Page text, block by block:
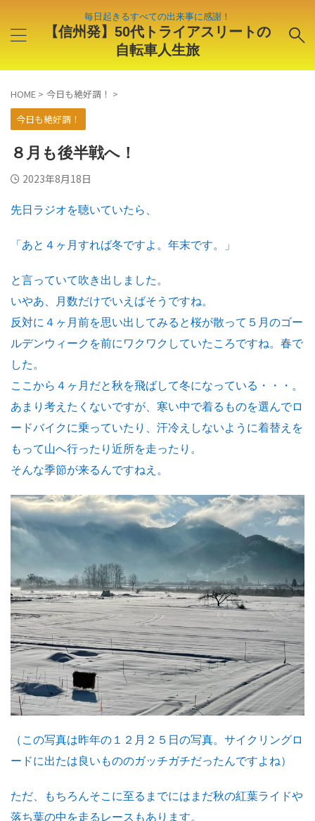
毎日起きるすべての出来事に感謝！
【信州発】50代トライアスリートの
自転車人生旅
HOME > 今日も絶好調！ >
今日も絶好調！
８月も後半戦へ！
2023年8月18日
先日ラジオを聴いていたら、
「あと４ヶ月すれば冬ですよ。年末です。」
と言っていて吹き出しました。
いやあ、月数だけでいえばそうですね。
反対に４ヶ月前を思い出してみると桜が散って５月のゴー
ルデンウィークを前にワクワクしていたころですね。春で
した。
ここから４ヶ月だと秋を飛ばして冬になっている・・・。
あまり考えたくないですが、寒い中で着るものを選んでロ
ードバイクに乗っていたり、汗冷えしないように着替えを
もって山へ行ったり近所を走ったり。
そんな季節が来るんですねえ。
（この写真は昨年の１２月２５日の写真。サイクリングロ
ードに出たは良いもののガッチガチだったんですよね）
ただ、もちろんそこに至るまでにはまだ秋の紅葉ライドや
落ち葉の中を走るレースもあります。